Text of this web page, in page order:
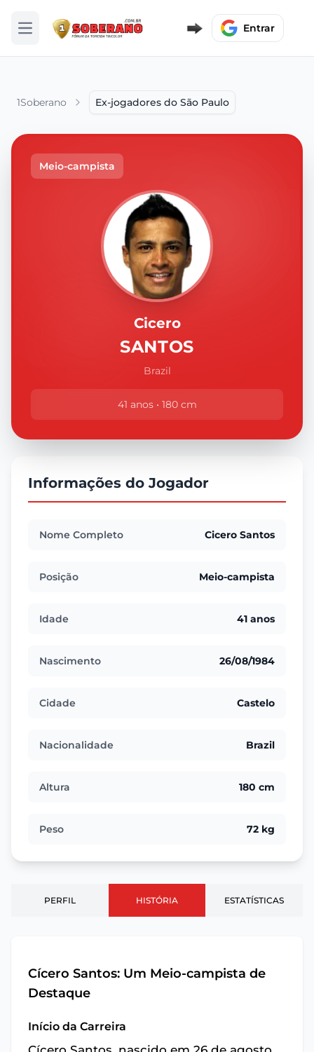
Abrir menu Entrar
1Soberano Ex-jogadores do São Paulo
Meio-campista
Cicero
SANTOS
Brazil
41 anos • 180 cm
Informações do Jogador
Nome Completo Cicero Santos
Posição Meio-campista
Idade 41 anos
Nascimento 26/08/1984
Cidade Castelo
Nacionalidade Brazil
Altura 180 cm
Peso 72 kg
PERFIL HISTÓRIA ESTATÍSTICAS
Cícero Santos: Um Meio-campista de
Destaque
Início da Carreira